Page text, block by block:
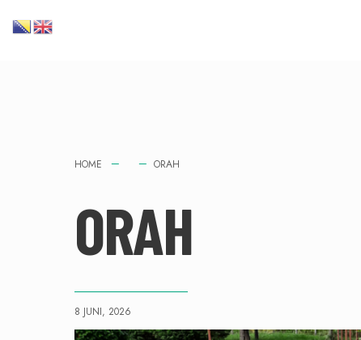
HOME ORAH
ORAH
8 JUNI, 2026